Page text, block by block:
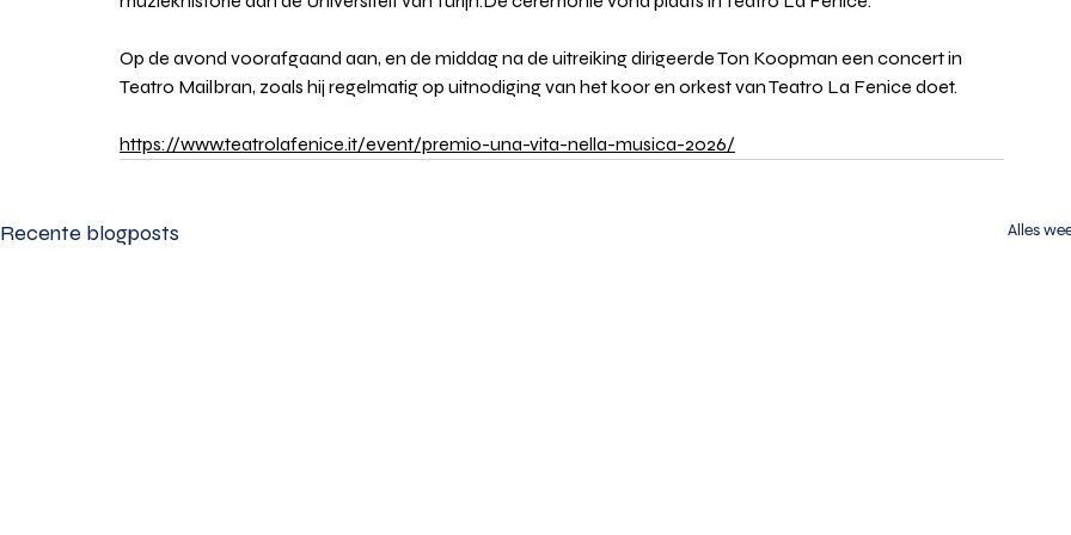
Op de avond voorafgaand aan, en de middag na de uitreiking dirigeerde Ton Koopman een concert in
Teatro Mailbran, zoals hij regelmatig op uitnodiging van het koor en orkest van Teatro La Fenice doet.
https://www.teatrolafenice.it/event/premio-una-vita-nella-musica-2026/
Recente blogposts Alles